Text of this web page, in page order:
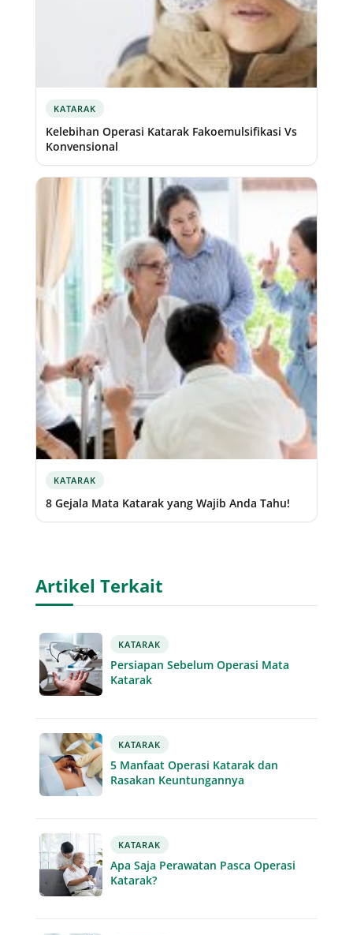
KATARAK
Kelebihan Operasi Katarak Fakoemulsifikasi Vs
Konvensional
KATARAK
8 Gejala Mata Katarak yang Wajib Anda Tahu!
Artikel Terkait
KATARAK
Persiapan Sebelum Operasi Mata
Katarak
KATARAK
5 Manfaat Operasi Katarak dan
Rasakan Keuntungannya
KATARAK
Apa Saja Perawatan Pasca Operasi
Katarak?